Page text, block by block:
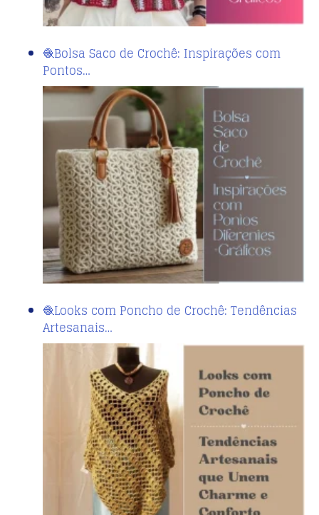
🧶Bolsa Saco de Crochê: Inspirações com
Pontos…
🧶Looks com Poncho de Crochê: Tendências
Artesanais…